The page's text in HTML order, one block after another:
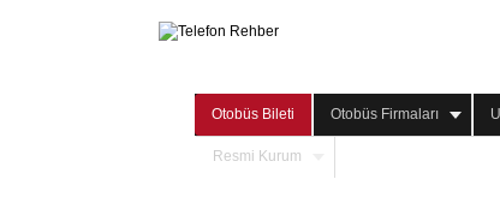
Otobüs Bileti Otobüs Firmaları
Resmi Kurum